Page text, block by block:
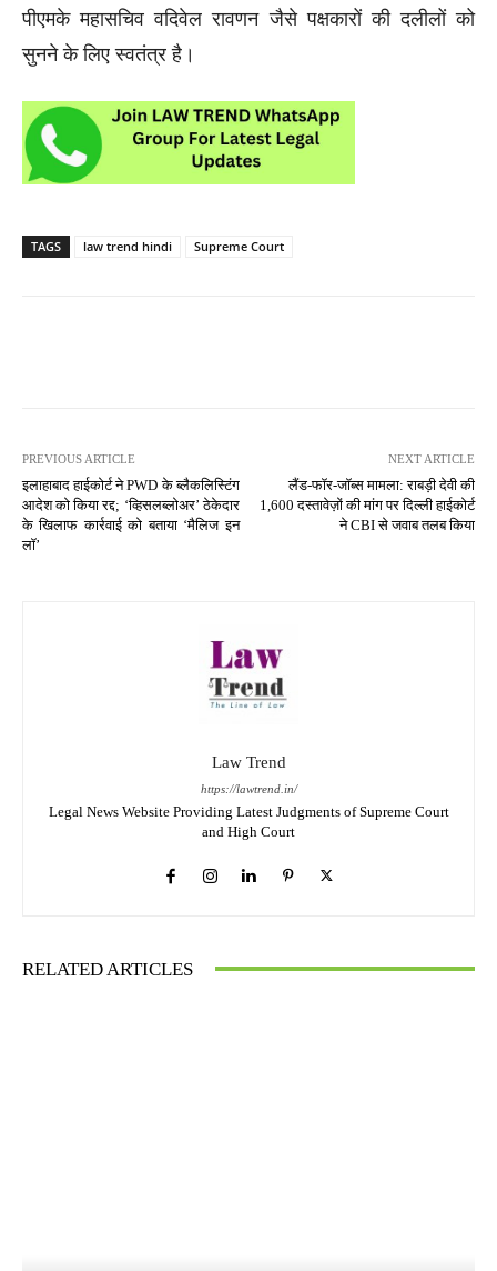
पीएमके महासचिव वदिवेल रावणन जैसे पक्षकारों की दलीलों को
सुनने के लिए स्वतंत्र है।
TAGS law trend hindi Supreme Court
PREVIOUS ARTICLE
इलाहाबाद हाईकोर्ट ने PWD के ब्लैकलिस्टिंग
आदेश को किया रद्द; ‘व्हिसलब्लोअर’ ठेकेदार
के खिलाफ कार्रवाई को बताया ‘मैलिज इन
लॉ’
NEXT ARTICLE
लैंड-फॉर-जॉब्स मामला: राबड़ी देवी की
1,600 दस्तावेज़ों की मांग पर दिल्ली हाईकोर्ट
ने CBI से जवाब तलब किया
Law Trend
https://lawtrend.in/
Legal News Website Providing Latest Judgments of Supreme Court
and High Court
RELATED ARTICLES